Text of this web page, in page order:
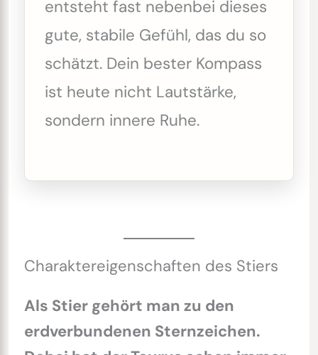
entsteht fast nebenbei dieses
gute, stabile Gefühl, das du so
schätzt. Dein bester Kompass
ist heute nicht Lautstärke,
sondern innere Ruhe.
Charaktereigenschaften des Stiers
Als Stier gehört man zu den
erdverbundenen Sternzeichen.